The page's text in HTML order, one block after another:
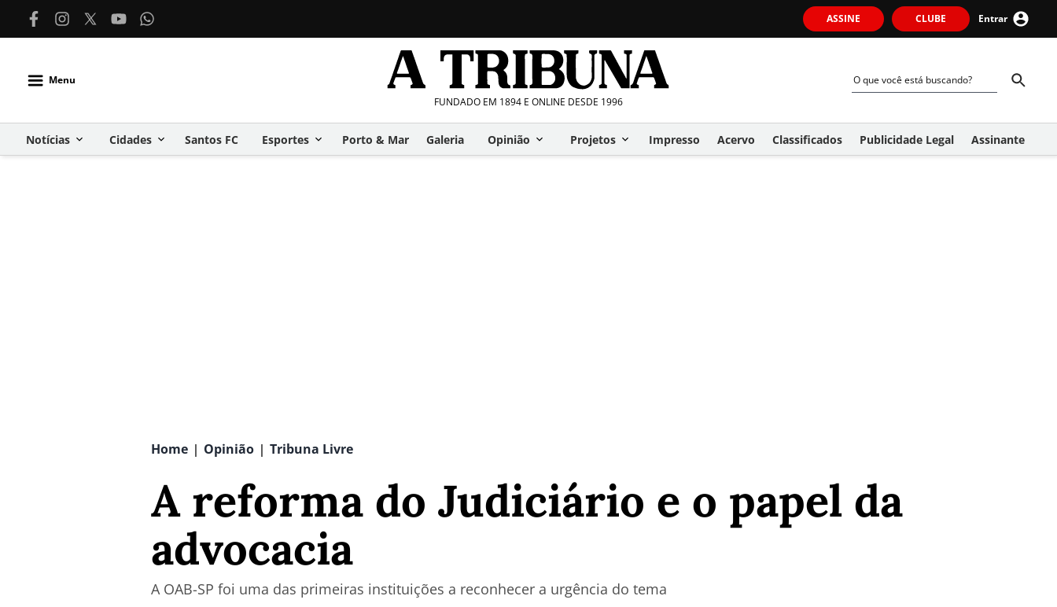
ASSINE CLUBE Entrar
Menu
FUNDADO EM 1894 E ONLINE DESDE 1996
Notícias Cidades Santos FC Esportes Porto & Mar Galeria Opinião Projetos Impresso Acervo Classificados Publicidade Legal Assinante
Home | Opinião | Tribuna Livre
A reforma do Judiciário e o papel da
advocacia
A OAB-SP foi uma das primeiras instituições a reconhecer a urgência do tema